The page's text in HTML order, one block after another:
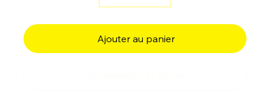
Ajouter au panier